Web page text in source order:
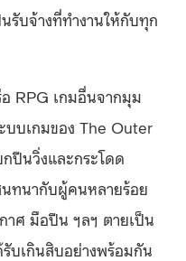
รับจ้างที่ทำงานให้กับทุก
RPG เกมอื่นจากมุม
บเกมของ The Outer
ปืนวิ่งและกระโดด
ทนากับผู้คนหลายร้อย
าศ มือปืน ฯลฯ ตายเป็น
บเกินสิบอย่างพร้อมกัน